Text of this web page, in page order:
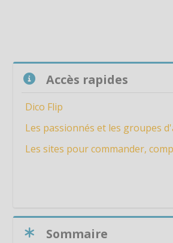
Accès rapides
Dico Flip
Les passionnés et les groupes
Les sites pour commander,
Sommaire